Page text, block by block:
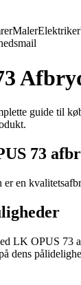
MalerElektriker
guide til
73
en
LK OPUS 73
dens